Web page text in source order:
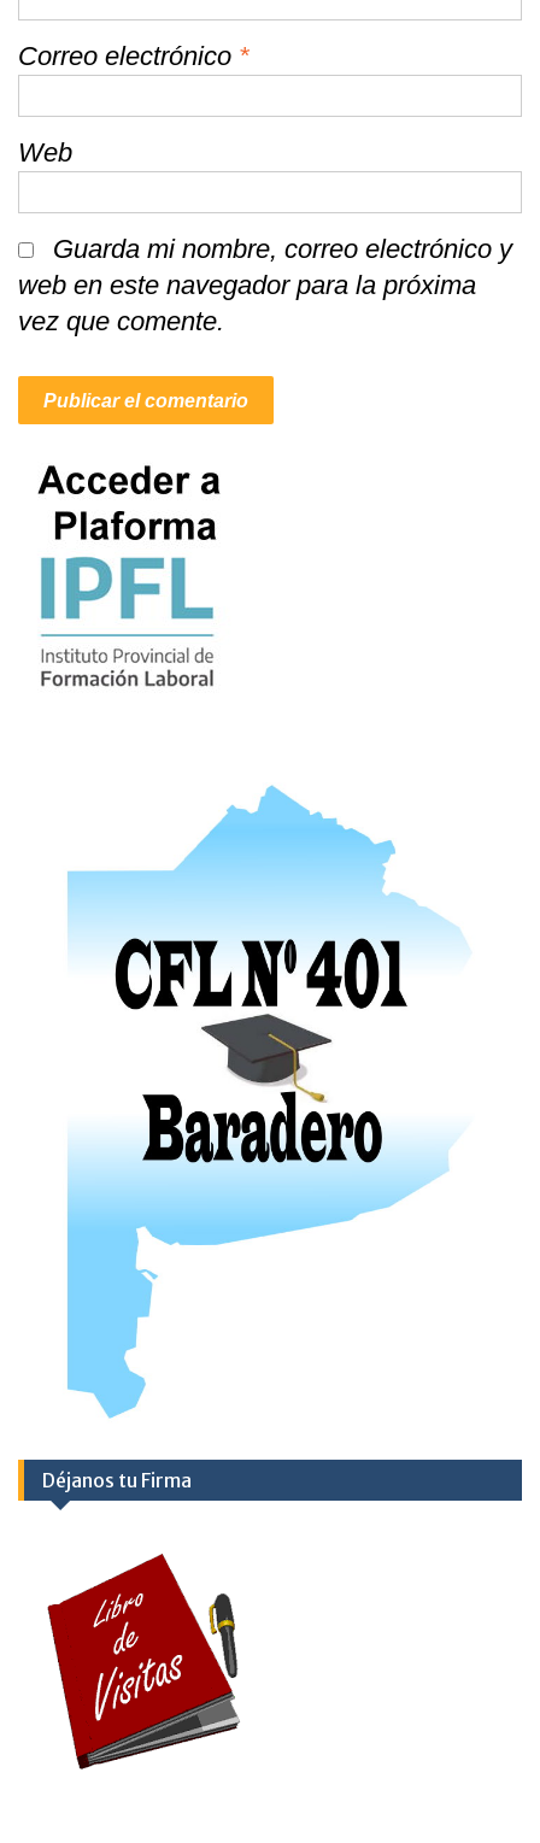
Correo electrónico *
Web
Guarda mi nombre, correo electrónico y
web en este navegador para la próxima
vez que comente.
Déjanos tu Firma